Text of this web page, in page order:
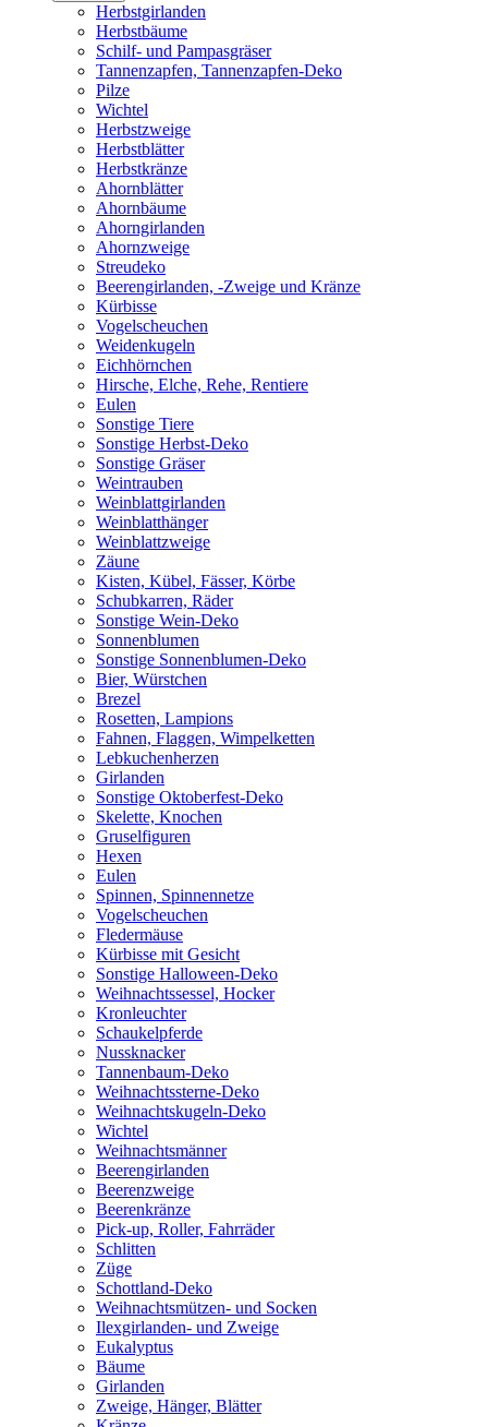
Herbstgirlanden
Herbstbäume
Schilf- und Pampasgräser
Tannenzapfen, Tannenzapfen-Deko
Pilze
Wichtel
Herbstzweige
Herbstblätter
Herbstkränze
Ahornblätter
Ahornbäume
Ahorngirlanden
Ahornzweige
Streudeko
Beerengirlanden, -Zweige und Kränze
Kürbisse
Vogelscheuchen
Weidenkugeln
Eichhörnchen
Hirsche, Elche, Rehe, Rentiere
Eulen
Sonstige Tiere
Sonstige Herbst-Deko
Sonstige Gräser
Weintrauben
Weinblattgirlanden
Weinblatthänger
Weinblattzweige
Zäune
Kisten, Kübel, Fässer, Körbe
Schubkarren, Räder
Sonstige Wein-Deko
Sonnenblumen
Sonstige Sonnenblumen-Deko
Bier, Würstchen
Brezel
Rosetten, Lampions
Fahnen, Flaggen, Wimpelketten
Lebkuchenherzen
Girlanden
Sonstige Oktoberfest-Deko
Skelette, Knochen
Gruselfiguren
Hexen
Eulen
Spinnen, Spinnennetze
Vogelscheuchen
Fledermäuse
Kürbisse mit Gesicht
Sonstige Halloween-Deko
Weihnachtssessel, Hocker
Kronleuchter
Schaukelpferde
Nussknacker
Tannenbaum-Deko
Weihnachtssterne-Deko
Weihnachtskugeln-Deko
Wichtel
Weihnachtsmänner
Beerengirlanden
Beerenzweige
Beerenkränze
Pick-up, Roller, Fahrräder
Schlitten
Züge
Schottland-Deko
Weihnachtsmützen- und Socken
Ilexgirlanden- und Zweige
Eukalyptus
Bäume
Girlanden
Zweige, Hänger, Blätter